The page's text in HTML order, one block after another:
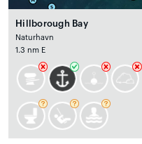
Hillborough Bay
Naturhavn
1.3 nm E